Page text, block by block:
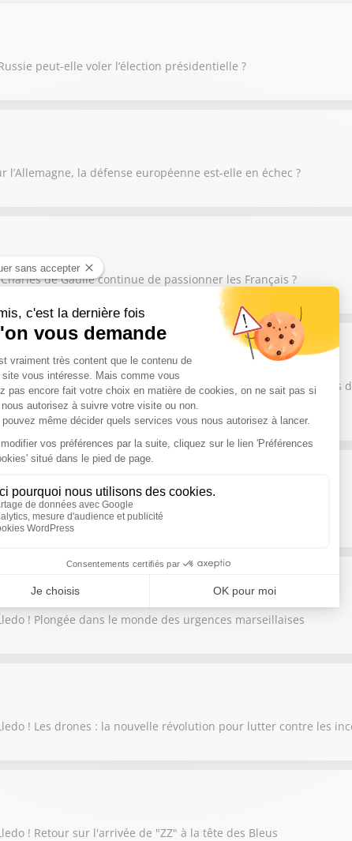
peut-elle voler l’élection présidentielle ?
la défense européenne est-elle en échec ?
de Gaulle continue de passionner les Français ?
d'incendie criminel et la gestion des débordements nocturnes
gendarmerie
du terrain, a sauvé la situation"
! Plongée dans le monde des urgences marseillaises
! Les drones : la nouvelle révolution pour lutter contre les
! Retour sur l'arrivée de "ZZ" à la tête des Bleus